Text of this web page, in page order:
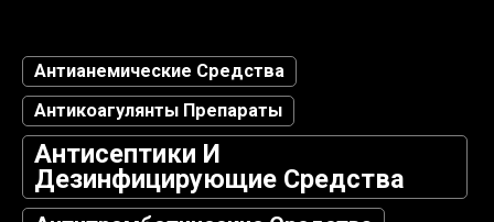
Антианемические Средства
Антикоагулянты Препараты
Антисептики И
Дезинфицирующие Средства